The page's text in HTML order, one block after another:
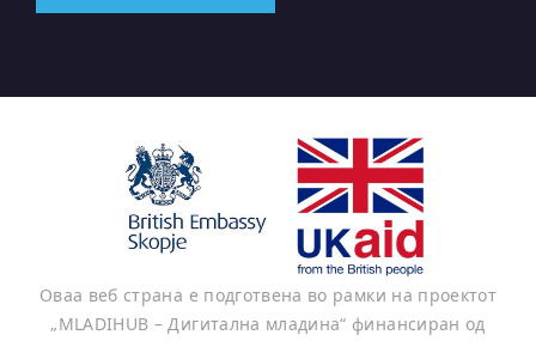
Оваа веб страна е подготвена во рамки на проектот
„MLADIHUB – Дигитална младина“ финансиран од